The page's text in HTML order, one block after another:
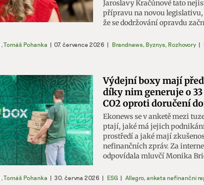
Zajištění bezpečnosti, předcházení a
odstraňování chyb, Poskytování a
Jaroslavy Kračúnové tato
přípravu na novou
že se dodržování opravdu
Tomáš Pohanka | 07. července 2026 | Brandnews Byznys Rozhovory |
Výdejní boxy mají
díky nim generuje o
CO2 oproti doručení
Ekonews se v anketě mezi
ptají, jaké má jejich
prostředí a jaké mají
nefinančních zpráv. Za
odpovídala mluvčí Monika
Tomáš Pohanka | 30. června 2026 | ESG | Allegro, anketa nefinanční